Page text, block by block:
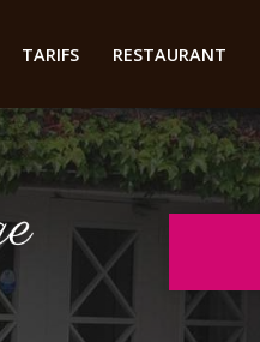
TARIFS RESTAURANT